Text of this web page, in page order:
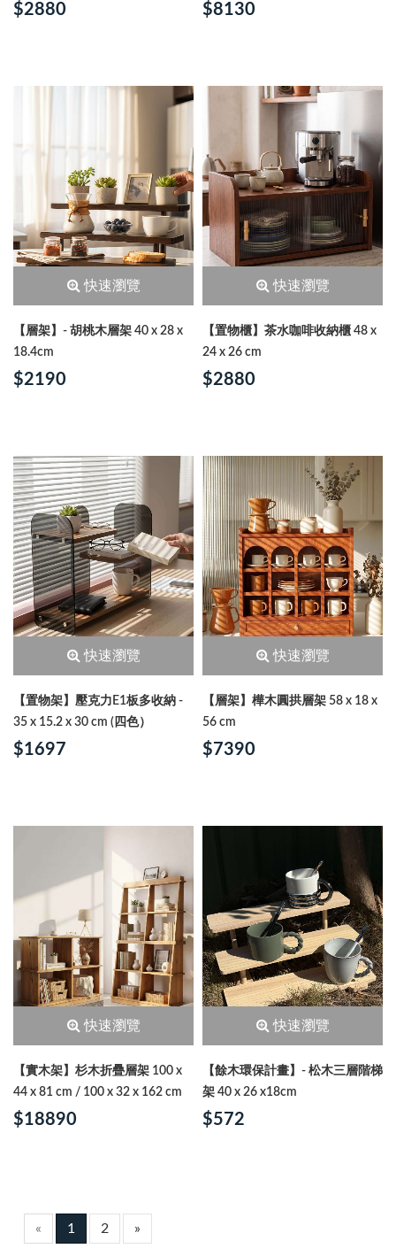
$2880 $8130
快速瀏覽
【層架】- 胡桃木層架 40 x 28 x
18.4cm
$2190
快速瀏覽
【置物櫃】茶水咖啡收納櫃 48 x
24 x 26 cm
$2880
快速瀏覽
【置物架】壓克力E1板多收納 -
35 x 15.2 x 30 cm (四色）
$1697
快速瀏覽
【層架】樺木圓拱層架 58 x 18 x
56 cm
$7390
快速瀏覽
【實木架】杉木折疊層架 100 x
44 x 81 cm / 100 x 32 x 162 cm
$18890
快速瀏覽
【餘木環保計畫】- 松木三層階梯
架 40 x 26 x18cm
$572
« 1 2 »